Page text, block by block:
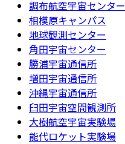
調布航空宇宙センター
相模原キャンパス
地球観測センター
角田宇宙センター
勝浦宇宙通信所
増田宇宙通信所
沖縄宇宙通信所
臼田宇宙空間観測所
大樹航空宇宙実験場
能代ロケット実験場